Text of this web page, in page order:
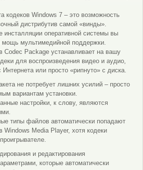
кодеков Windows 7 – это возможность
дистрибутив самой «винды».
инсталляции оперативной системы вы
мощь мультимедийной поддержки.
Codec Package устанавливает на вашу
для воспроизведения видео и аудио,
или просто «рипнуто» с диска.
не потребует лишних усилий – просто
вариантам установки.
настройки, к слову, являются
типы файлов автоматически попадают
Windows Media Player, хотя кодеки
и редактирования
которые автоматически